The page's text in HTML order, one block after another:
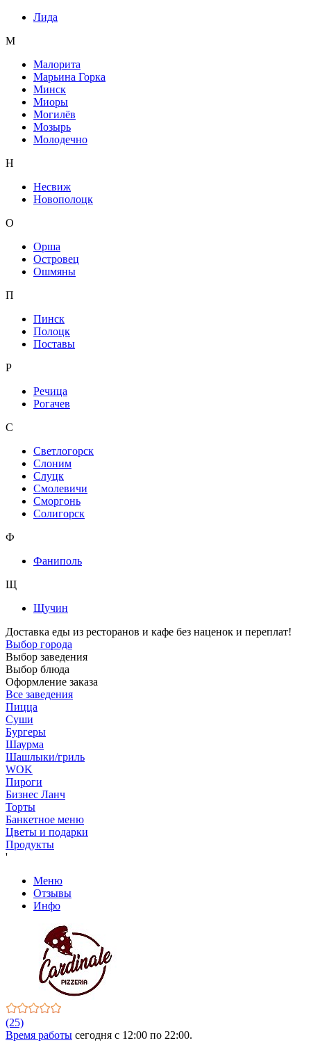
Лида
М
Малорита
Марьина Горка
Минск
Миоры
Могилёв
Мозырь
Молодечно
Н
Несвиж
Новополоцк
О
Орша
Островец
Ошмяны
П
Пинск
Полоцк
Поставы
Р
Речица
Рогачев
С
Светлогорск
Слоним
Слуцк
Смолевичи
Сморгонь
Солигорск
Ф
Фаниполь
Щ
Щучин
Доставка еды из ресторанов и кафе без наценок и переплат!
Выбор города
Выбор заведения
Выбор блюда
Оформление заказа
Все заведения
Пицца
Суши
Бургеры
Шаурма
Шашлыки/гриль
WOK
Пироги
Бизнес Ланч
Торты
Банкетное меню
Цветы и подарки
Продукты
'
Меню
Отзывы
Инфо
(25)
Время работы сегодня c 12:00 по 22:00.